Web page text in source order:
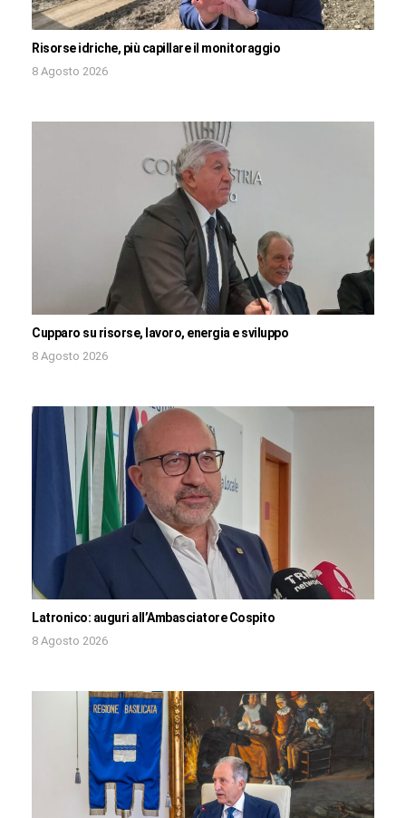
Risorse idriche, più capillare il monitoraggio
8 Agosto 2026
Cupparo su risorse, lavoro, energia e sviluppo
8 Agosto 2026
Latronico: auguri all’Ambasciatore Cospito
8 Agosto 2026